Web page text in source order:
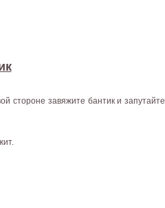
стороне завяжите бантик и запутайте